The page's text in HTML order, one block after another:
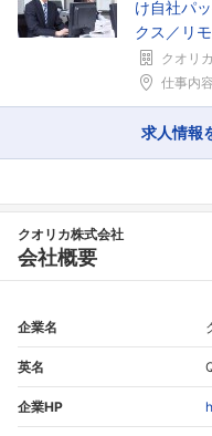
け自社パ
クス／リ
クオリ
仕事内
求人情報
クオリカ株式会社
会社概要
企業名
英名
企業HP